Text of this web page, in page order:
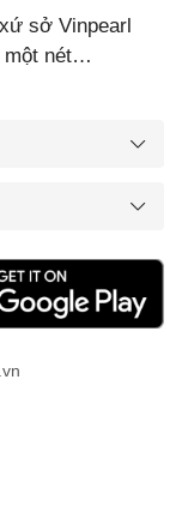
sở Vinpearl
một nét…